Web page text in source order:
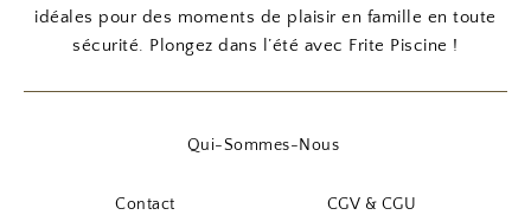
idéales pour des moments de plaisir en famille en toute
sécurité. Plongez dans l’été avec Frite Piscine !
Qui-Sommes-Nous
Contact CGV & CGU